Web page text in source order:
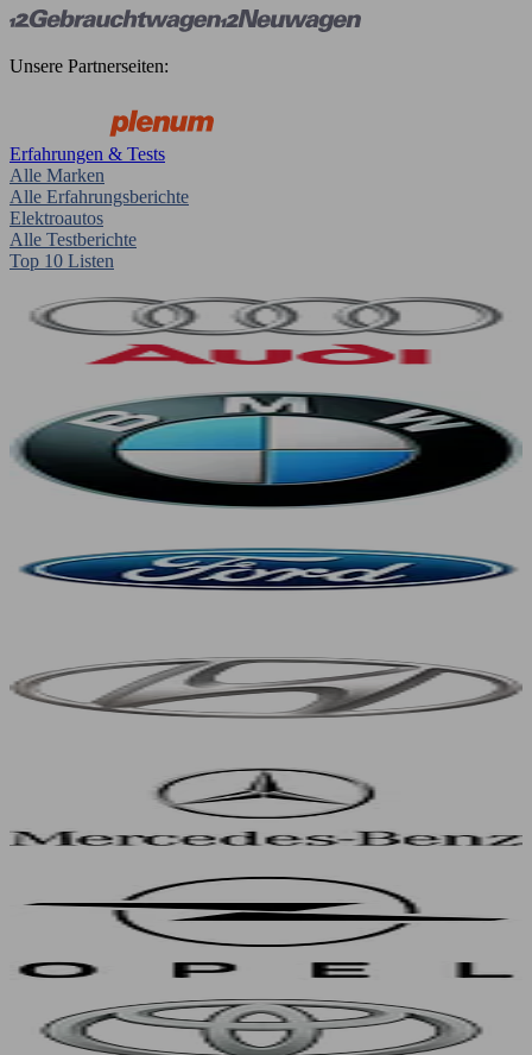
Unsere Partnerseiten:
Erfahrungen & Tests
Alle Marken
Alle Erfahrungsberichte
Elektroautos
Alle Testberichte
Top 10 Listen